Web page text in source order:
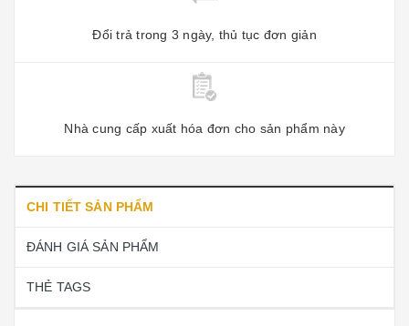
Đổi trả trong 3 ngày, thủ tục đơn giản
Nhà cung cấp xuất hóa đơn cho sản phẩm này
CHI TIẾT SẢN PHẨM
ĐÁNH GIÁ SẢN PHẨM
THẺ TAGS